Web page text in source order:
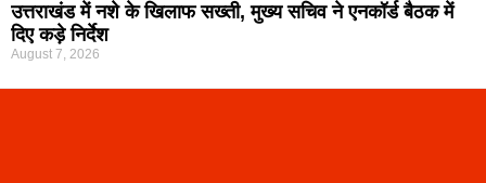
उत्तराखंड में नशे के खिलाफ सख्ती, मुख्य सचिव ने एनकॉर्ड बैठक में
दिए कड़े निर्देश
August 7, 2026